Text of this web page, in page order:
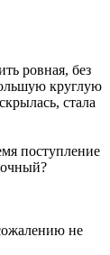
ровная, без
круглую
стала
поступление
не